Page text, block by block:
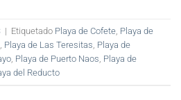
| Etiquetado Playa de Cofete Playa de
Playa de Las Teresitas Playa de
Playa de Puerto Naos Playa de
del Reducto